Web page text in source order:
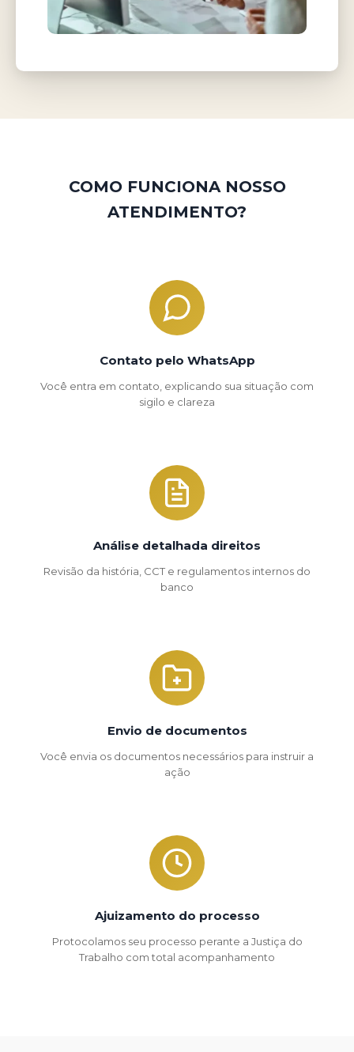
COMO FUNCIONA NOSSO
ATENDIMENTO?
Contato pelo WhatsApp
Você entra em contato, explicando sua situação com
sigilo e clareza
Análise detalhada direitos
Revisão da história, CCT e regulamentos internos do
banco
Envio de documentos
Você envia os documentos necessários para instruir a
ação
Ajuizamento do processo
Protocolamos seu processo perante a Justiça do
Trabalho com total acompanhamento